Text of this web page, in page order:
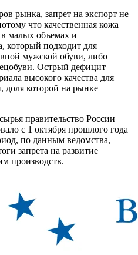
рынка, запрет на экспорт не
что качественная кожа
малых объемах и
который подходит для
мужской обуви, либо
Острый дефицит
высокого качества для
доля которой на рынке
правительство России
с 1 октября прошлого года
по данным ведомства,
запрета на развитие
производств.